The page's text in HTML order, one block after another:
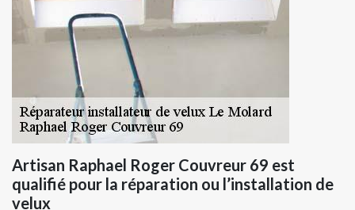
Artisan Raphael Roger Couvreur 69 est
qualifié pour la réparation ou l’installation de
velux